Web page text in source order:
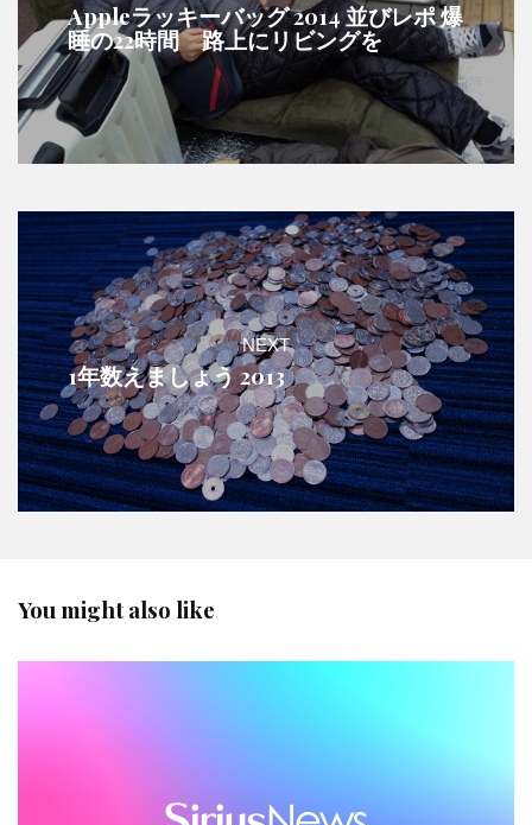
Appleラッキーバッグ 2014 並びレポ 爆
睡の22時間 路上にリビングを
NEXT
1年数えましょう 2013
You might also like